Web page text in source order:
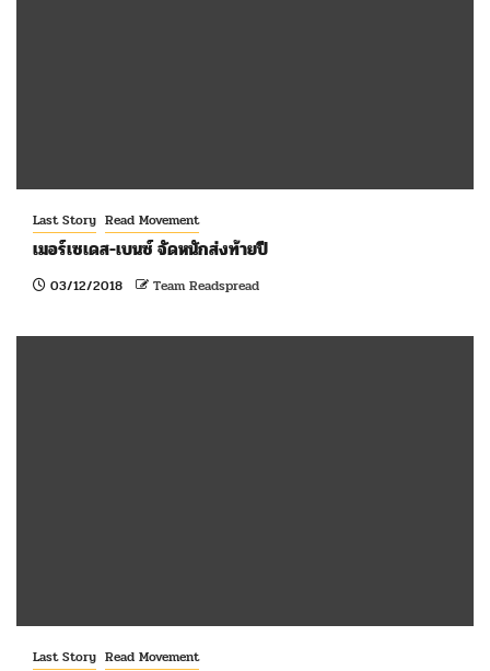
Last Story Read Movement
เมอร์เซเดส-เบนซ์ จัดหนักส่งท้ายปี
03/12/2018 Team Readspread
Last Story Read Movement